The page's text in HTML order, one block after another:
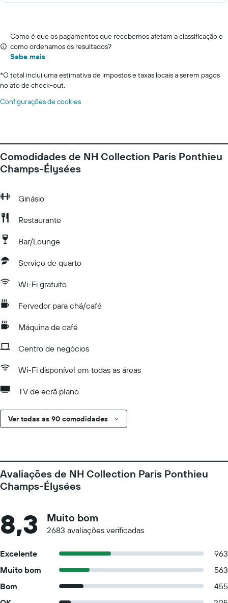
Como é que os pagamentos que recebemos afetam a classificação e
como ordenamos os resultados?
Sabe mais
*O total inclui uma estimativa de impostos e taxas locais a serem pagos
no ato de check-out.
Configurações de cookies
Comodidades de NH Collection Paris Ponthieu
Champs-Élysées
Ginásio
Restaurante
Bar/Lounge
Serviço de quarto
Wi-Fi gratuito
Fervedor para chá/café
Máquina de café
Centro de negócios
Wi-Fi disponível em todas as áreas
TV de ecrã plano
Ver todas as 90 comodidades
Avaliações de NH Collection Paris Ponthieu
Champs-Élysées
8,3 Muito bom
2683 avaliações verificadas
Excelente
963
Muito bom
563
Bom
455